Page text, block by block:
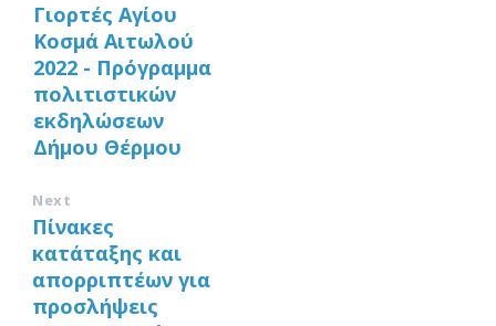
Γιορτές Αγίου
Κοσμά Αιτωλού
2022 - Πρόγραμμα
πολιτιστικών
εκδηλώσεων
Δήμου Θέρμου
Next
Πίνακες
κατάταξης και
απορριπτέων για
προσλήψεις